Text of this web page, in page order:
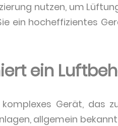
nutzen, um
ein hocheffizientes
ein
komplexes Gerät, das
allgemein